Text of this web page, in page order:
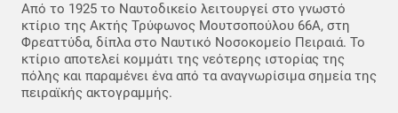
Από το 1925 το Ναυτοδικείο λειτουργεί στο γνωστό
κτίριο της Ακτής Τρύφωνος Μουτσοπούλου 66Α, στη
Φρεαττύδα, δίπλα στο Ναυτικό Νοσοκομείο Πειραιά. Το
κτίριο αποτελεί κομμάτι της νεότερης ιστορίας της
πόλης και παραμένει ένα από τα αναγνωρίσιμα σημεία της
πειραϊκής ακτογραμμής.